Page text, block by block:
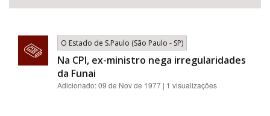
Área Protegida
O Estado de S.Paulo (São Paulo - SP)
Na CPI, ex-ministro nega irregularidades
da Funai
Adicionado: 09 de Nov de 1977 | 1 visualizações